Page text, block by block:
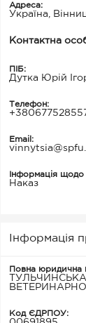
Адреса:
Україна,
Контактна
ПІБ:
Дутка Юрій
Телефон:
Email:
Інформація
Наказ
Інформація
Повна юридична
Код ЄДРПОУ: